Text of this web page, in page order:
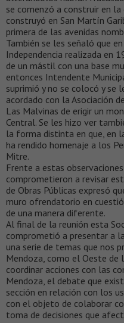
se comenzó a construir en
construyó en San Martín
primera de las avenidas
También se les señaló que
Independencia realizada en
de un mástil con una base
entonces Intendente
suprimió y no se colocó y se
acordado con la Asociación
Las Malvinas de erigir un
Central. Se les hizo ver
la forma distinta en que, en
ha rendido homenaje a los
Mitre.
Frente a estas
comprometieron a revisar
de Obras Públicas expresó
muro ofrendatorio en
de una manera diferente.
Al final de la reunión esta
comprometió a presentar a
una serie de temas que nos
Mendoza, como el Oeste de
coordinar acciones con las
Mendoza, el debate que
sección en relación con los
con el objeto de colaborar
toma de decisiones que